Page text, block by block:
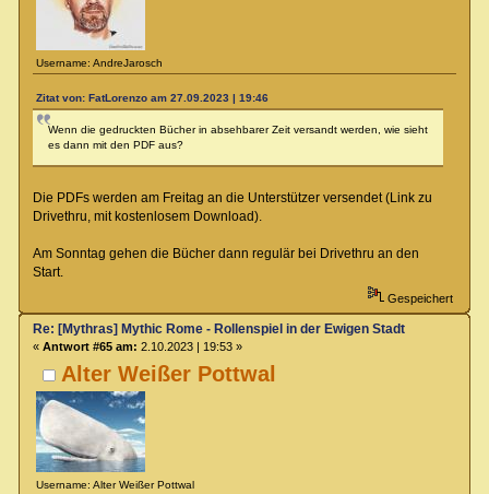
Username: AndreJarosch
Zitat von: FatLorenzo am 27.09.2023 | 19:46
Wenn die gedruckten Bücher in absehbarer Zeit versandt werden, wie sieht
es dann mit den PDF aus?
Die PDFs werden am Freitag an die Unterstützer versendet (Link zu
Drivethru, mit kostenlosem Download).
Am Sonntag gehen die Bücher dann regulär bei Drivethru an den
Start.
Gespeichert
Alter Weißer Pottwal
Username: Alter Weißer Pottwal
Re: [Mythras] Mythic Rome - Rollenspiel in der Ewigen Stadt
« Antwort #65 am: 2.10.2023 | 19:53 »